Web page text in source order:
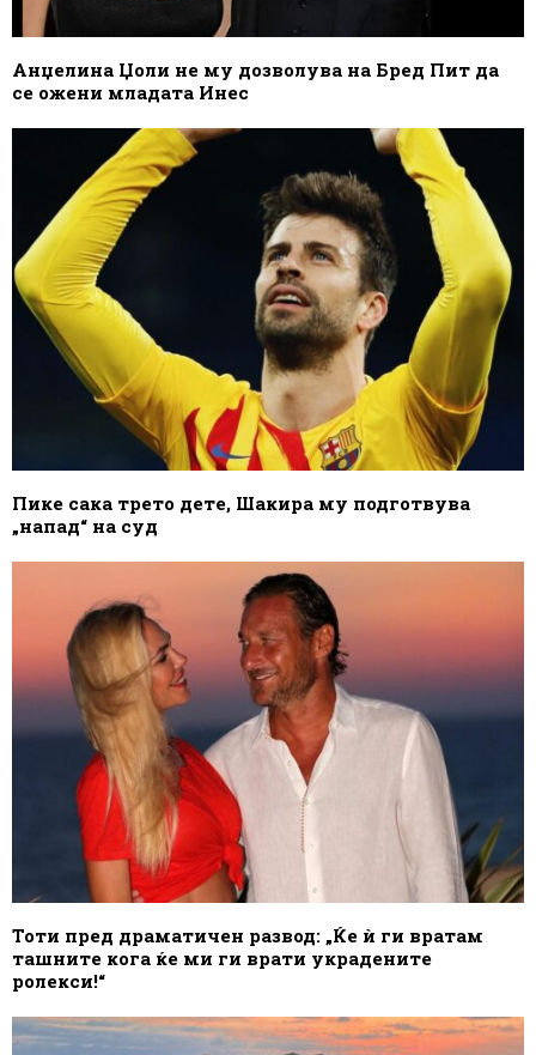
Анџелина Џоли не му дозволува на Бред Пит да
се ожени младата Инес
Пике сака трето дете, Шакира му подготвува
„напад“ на суд
Тоти пред драматичен развод: „Ќе ѝ ги вратам
ташните кога ќе ми ги врати украдените
ролекси!“